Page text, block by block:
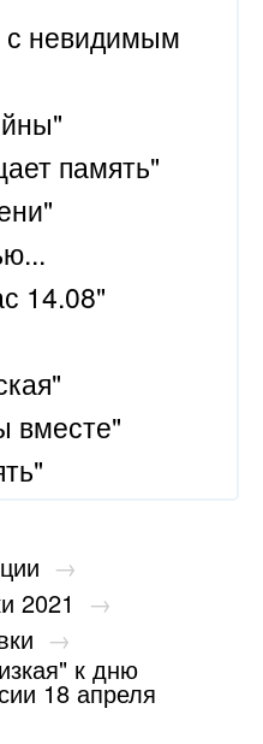
с невидимым
память"
14.08"
вместе"
→
2021
→
→
к дню
18 апреля